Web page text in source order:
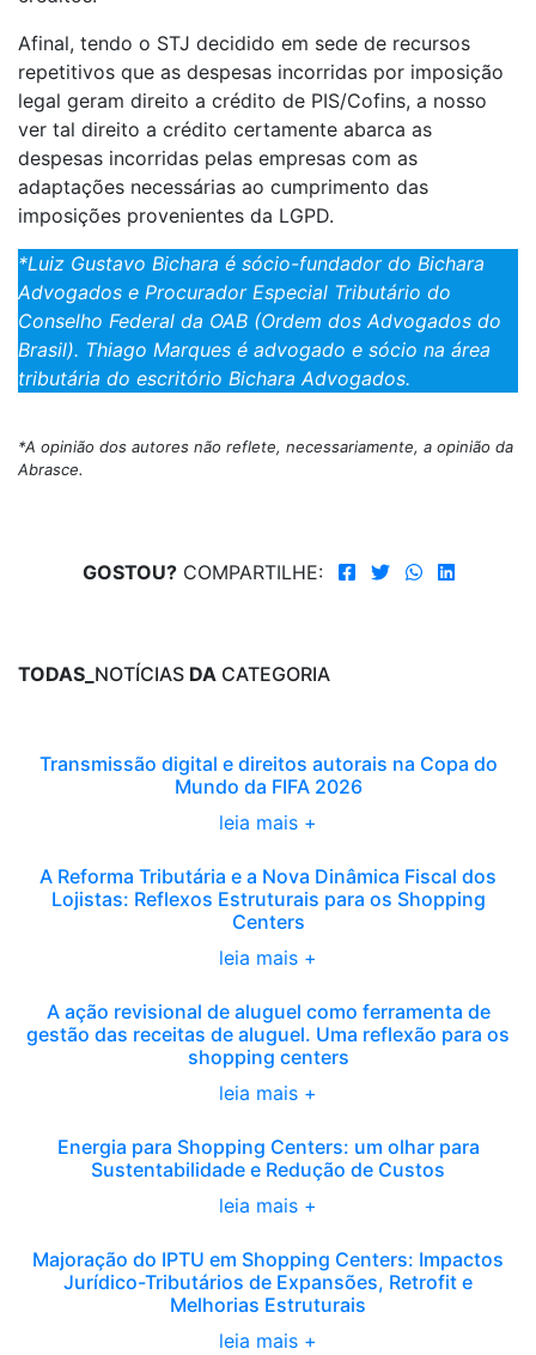
Afinal, tendo o STJ decidido em sede de recursos
repetitivos que as despesas incorridas por imposição
legal geram direito a crédito de PIS/Cofins, a nosso
ver tal direito a crédito certamente abarca as
despesas incorridas pelas empresas com as
adaptações necessárias ao cumprimento das
imposições provenientes da LGPD.
*Luiz Gustavo Bichara é sócio-fundador do Bichara
Advogados e Procurador Especial Tributário do
Conselho Federal da OAB (Ordem dos Advogados do
Brasil). Thiago Marques é advogado e sócio na área
tributária do escritório Bichara Advogados.
*A opinião dos autores não reflete, necessariamente, a opinião da
Abrasce.
GOSTOU?COMPARTILHE:
TODAS_ NOTÍCIAS DA CATEGORIA
Transmissão digital e direitos autorais na Copa do
Mundo da FIFA 2026
leia mais +
A Reforma Tributária e a Nova Dinâmica Fiscal dos
Lojistas: Reflexos Estruturais para os Shopping
Centers
leia mais +
A ação revisional de aluguel como ferramenta de
gestão das receitas de aluguel. Uma reflexão para os
shopping centers
leia mais +
Energia para Shopping Centers: um olhar para
Sustentabilidade e Redução de Custos
leia mais +
Majoração do IPTU em Shopping Centers: Impactos
Jurídico-Tributários de Expansões, Retrofit e
Melhorias Estruturais
leia mais +